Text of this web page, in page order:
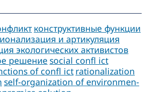
конструктивные функции
и артикуляция
экологических активистов
решение social confl ict
of confl ict rationalization
self-organization of environmen-